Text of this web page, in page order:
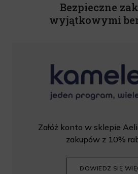
Bezpieczne
wyjątkowymi
Załóż konto w sklepie
zakupów z 10%
DOWIEDZ SIĘ